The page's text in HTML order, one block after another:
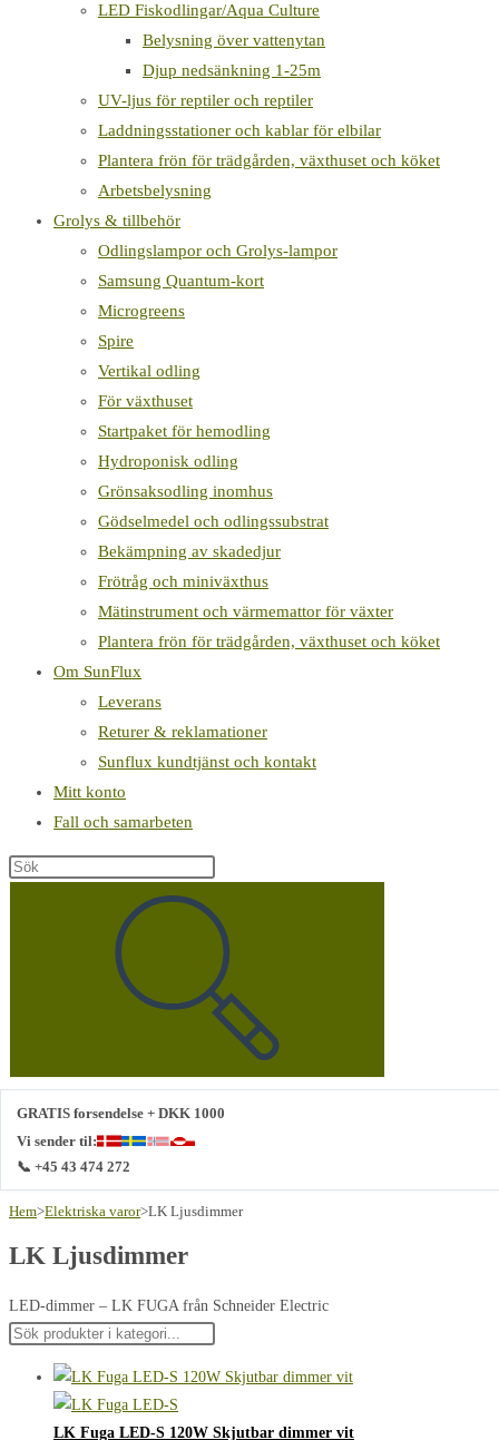
LED Fiskodlingar/Aqua Culture
Belysning över vattenytan
Djup nedsänkning 1-25m
UV-ljus för reptiler och reptiler
Laddningsstationer och kablar för elbilar
Plantera frön för trädgården, växthuset och köket
Arbetsbelysning
Grolys & tillbehör
Odlingslampor och Grolys-lampor
Samsung Quantum-kort
Microgreens
Spire
Vertikal odling
För växthuset
Startpaket för hemodling
Hydroponisk odling
Grönsaksodling inomhus
Gödselmedel och odlingssubstrat
Bekämpning av skadedjur
Frötråg och miniväxthus
Mätinstrument och värmemattor för växter
Plantera frön för trädgården, växthuset och köket
Om SunFlux
Leverans
Returer & reklamationer
Sunflux kundtjänst och kontakt
Mitt konto
Fall och samarbeten
Sök
GRATIS forsendelse + DKK 1000
Vi sender til:
📞 +45 43 474 272
Hem>Elektriska varor>LK Ljusdimmer
LK Ljusdimmer
LED-dimmer – LK FUGA från Schneider Electric
LK Fuga LED-S 120W Skjutbar dimmer vit